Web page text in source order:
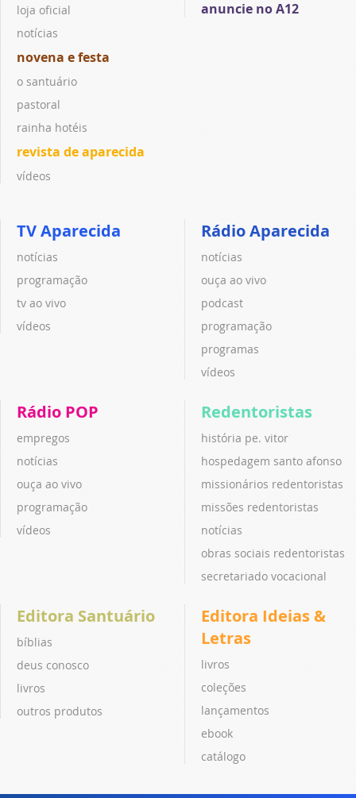
loja oficial
notícias
novena e festa
o santuário
pastoral
rainha hotéis
revista de aparecida
vídeos
anuncie no A12
TV Aparecida
notícias
programação
tv ao vivo
vídeos
Rádio Aparecida
notícias
ouça ao vivo
podcast
programação
programas
vídeos
Rádio POP
empregos
notícias
ouça ao vivo
programação
vídeos
Redentoristas
história pe. vitor
hospedagem santo afonso
missionários redentoristas
missões redentoristas
notícias
obras sociais redentoristas
secretariado vocacional
Editora Santuário
bíblias
deus conosco
livros
outros produtos
Editora Ideias &
Letras
livros
coleções
lançamentos
ebook
catálogo